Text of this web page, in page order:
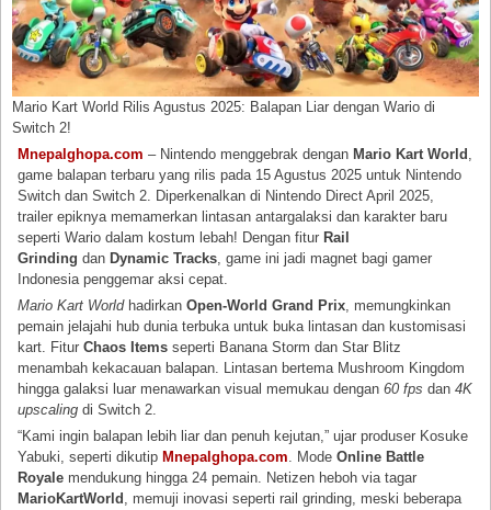
Mario Kart World Rilis Agustus 2025: Balapan Liar dengan Wario di
Switch 2!
Mnepalghopa.com – Nintendo menggebrak dengan Mario Kart World
game balapan terbaru yang rilis pada 15 Agustus 2025 untuk Nintendo
Switch dan Switch 2. Diperkenalkan di Nintendo Direct April 2025,
trailer epiknya memamerkan lintasan antargalaksi dan karakter baru
seperti Wario dalam kostum lebah! Dengan fitur Rail
Grinding dan Dynamic Tracks , game ini jadi magnet bagi gamer
Indonesia penggemar aksi cepat.
Mario Kart WorldhadirkanOpen-World Grand Prix, memungkinkan
pemain jelajahi hub dunia terbuka untuk buka lintasan dan kustomisasi
kart. FiturChaos Items seperti Banana Storm dan Star Blitz
menambah kekacauan balapan. Lintasan bertema Mushroom Kingdom
hingga galaksi luar menawarkan visual memukau dengan60 fps dan4K
upscaling di Switch 2.
“Kami ingin balapan lebih liar dan penuh kejutan,” ujar produser Kosuke
Yabuki, seperti dikutip Mnepalghopa.com. ModeOnline Battle
Royale mendukung hingga 24 pemain. Netizen heboh via tagar
MarioKartWorld , memuji inovasi seperti rail grinding, meski beberapa